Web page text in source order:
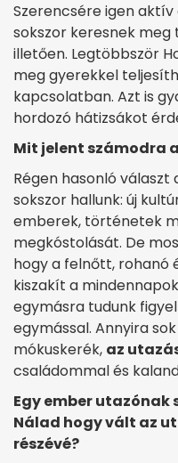
Szerencsére igen
sokszor keresnek
illetően. Legtöbbször
meg gyerekkel
kapcsolatban. Azt is
hordozó hátizsákot
Mit jelent számodra
Régen hasonló
sokszor hallunk: új
emberek, történetek
megkóstolását. De
hogy a felnőtt, rohanó
kiszakít a
egymásra tudunk
egymással. Annyira
mókuskerék, az
családommal és
Egy ember utazónak
Nálad hogy vált az
részévé?